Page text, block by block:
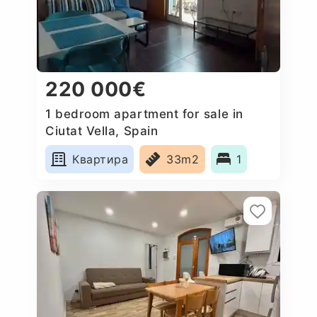
220 000€
1 bedroom apartment for sale in
Ciutat Vella, Spain
Квартира
33m2 1